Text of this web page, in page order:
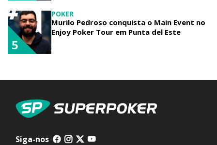
POKER
Murilo Pedroso conquista o Main Event no
Enjoy Poker Tour em Punta del Este
5
Siga-nos